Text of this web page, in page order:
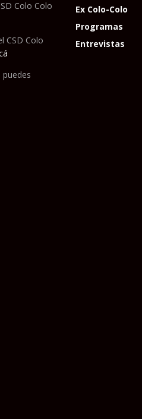
Colo Colo
CSD Colo
puedes
Ex Colo-Colo
Programas
Entrevistas